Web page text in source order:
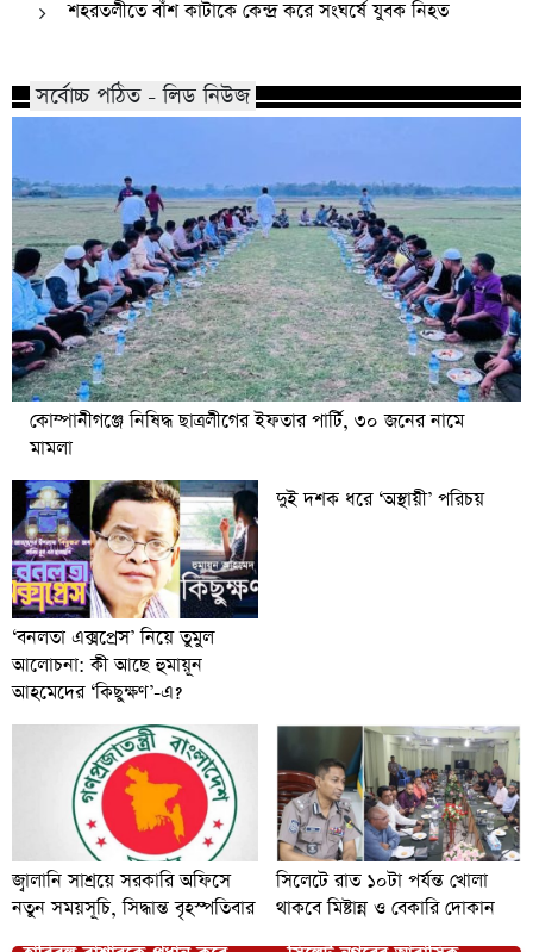
শহরতলীতে বাঁশ কাটাকে কেন্দ্র করে সংঘর্ষে যুবক নিহত
সর্বোচ্চ পঠিত - লিড নিউজ
কোম্পানীগঞ্জে নিষিদ্ধ ছাত্রলীগের ইফতার পার্টি, ৩০ জনের নামে
মামলা
‘বনলতা এক্সপ্রেস’ নিয়ে তুমুল
আলোচনা: কী আছে হুমায়ূন
আহমেদের ‘কিছুক্ষণ’-এ?
দুই দশক ধরে ‘অস্থায়ী’ পরিচয়
জ্বালানি সাশ্রয়ে সরকারি অফিসে
নতুন সময়সূচি, সিদ্ধান্ত বৃহস্পতিবার
সিলেটে রাত ১০টা পর্যন্ত খোলা
থাকবে মিষ্টান্ন ও বেকারি দোকান